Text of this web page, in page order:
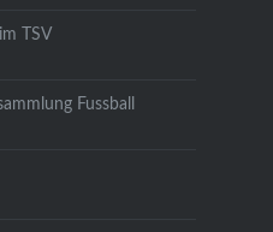
TSV
Fussball